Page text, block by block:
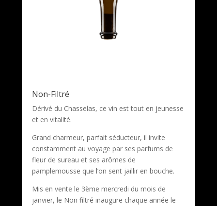
Non-Filtré
Dérivé du Chasselas, ce vin est tout en jeunesse
et en vitalité.
Grand charmeur, parfait séducteur, il invite
constamment au voyage par ses parfums de
fleur de sureau et ses arômes de
pamplemousse que l’on sent jaillir en bouche.
Mis en vente le 3ème mercredi du mois de
janvier, le Non filtré inaugure chaque année le